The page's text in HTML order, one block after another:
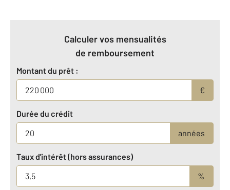
Calculer vos mensualités
de remboursement
Montant du prêt :
€
Durée du crédit
années
Taux d'intérêt (hors assurances)
%